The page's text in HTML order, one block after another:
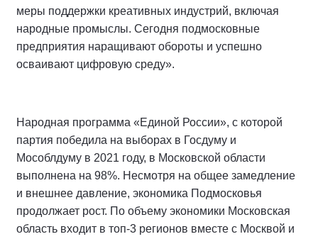
меры поддержки креативных индустрий, включая
народные промыслы. Сегодня подмосковные
предприятия наращивают обороты и успешно
осваивают цифровую среду».
Народная программа «Единой России», с которой
партия победила на выборах в Госдуму и
Мособлдуму в 2021 году, в Московской области
выполнена на 98%. Несмотря на общее замедление
и внешнее давление, экономика Подмосковья
продолжает рост. По объему экономики Московская
область входит в топ-3 регионов вместе с Москвой и